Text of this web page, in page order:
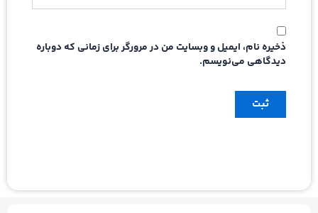
ذخیره نام، ایمیل و وبسایت من در مرورگر برای زمانی که دوباره
دیدگاهی می‌نویسم.